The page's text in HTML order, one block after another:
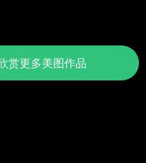
赏更多美图作品